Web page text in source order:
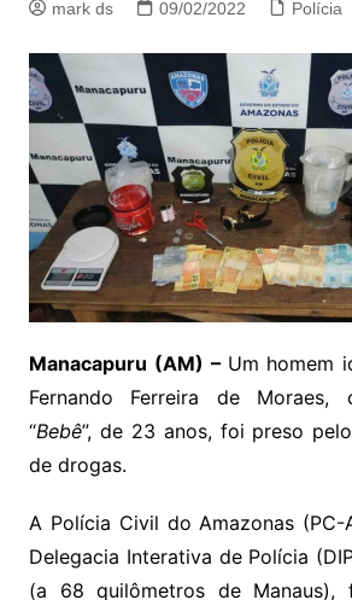
mark ds 09/02/2022 Polícia
Manacapuru (AM) – Um homem
Fernando Ferreira de Moraes,
“Bebê”, de 23 anos, foi preso
de drogas.
A Polícia Civil do Amazonas
Delegacia Interativa de Polícia
(a 68 quilômetros de